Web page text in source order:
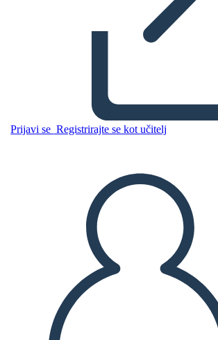
Prijavi se Registrirajte se kot učitelj
de Voto
SNEMALNO KNJIGO
DIAPROJEKCIJE
PREBERI MI